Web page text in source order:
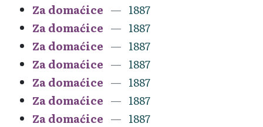
Za domaćice
1887
Za domaćice
1887
Za domaćice
1887
Za domaćice
1887
Za domaćice
1887
Za domaćice
1887
Za domaćice
1887